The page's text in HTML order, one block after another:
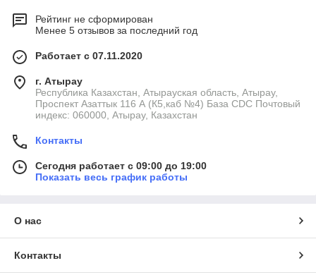
Рейтинг не сформирован
Менее 5 отзывов за последний год
Работает с 07.11.2020
г. Атырау
Республика Казахстан, Атырауская область, Атырау,
Проспект Азаттык 116 А (К5,каб №4) База CDC Почтовый
индекс: 060000, Атырау, Казахстан
Контакты
Сегодня работает с 09:00 до 19:00
Показать весь график работы
О нас
Контакты